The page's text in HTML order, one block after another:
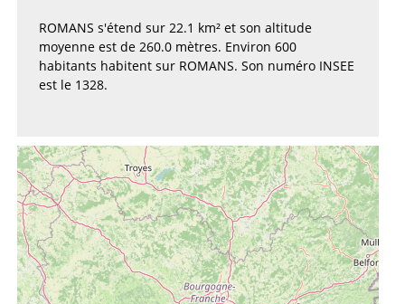
ROMANS s'étend sur 22.1 km² et son altitude
moyenne est de 260.0 mètres. Environ 600
habitants habitent sur ROMANS. Son numéro INSEE
est le 1328.